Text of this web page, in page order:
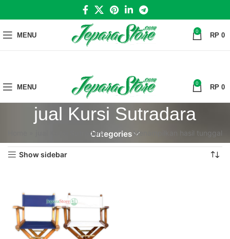
MENU 0 RP 0
MENU 0 RP 0
jual Kursi Sutradara
Categories
jual Kursi Sutradara Menampilkan hasil tunggal
Show sidebar